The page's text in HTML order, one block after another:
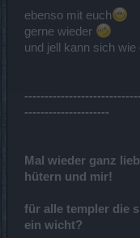
ebenso mit euch
gerne wieder
und jell kann sich
---------------------
Mal wieder ganz
hütern und mir!
für alle templer die
ein wicht?